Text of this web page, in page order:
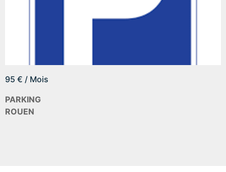
95 € / Mois
PARKING
ROUEN